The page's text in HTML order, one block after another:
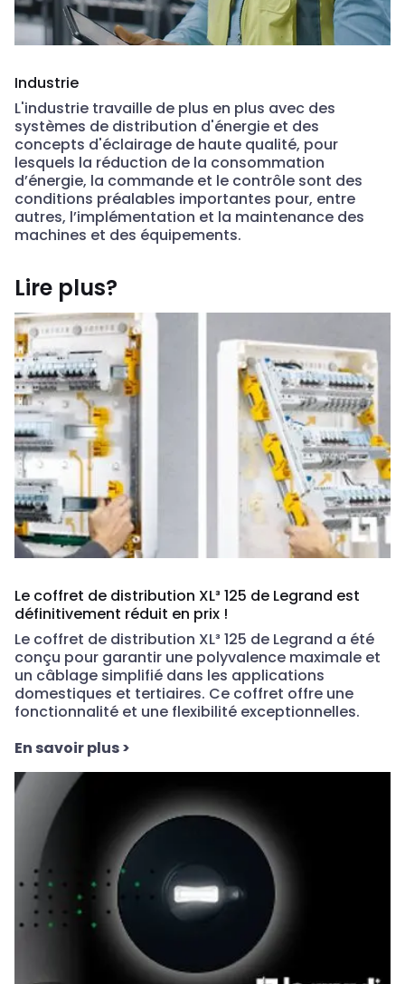
Industrie
L'industrie travaille de plus en plus avec des
systèmes de distribution d'énergie et des
concepts d'éclairage de haute qualité, pour
lesquels la réduction de la consommation
d’énergie, la commande et le contrôle sont des
conditions préalables importantes pour, entre
autres, l’implémentation et la maintenance des
machines et des équipements.
Lire plus?
Le coffret de distribution XL³ 125 de Legrand est
définitivement réduit en prix !
Le coffret de distribution XL³ 125 de Legrand a été
conçu pour garantir une polyvalence maximale et
un câblage simplifié dans les applications
domestiques et tertiaires. Ce coffret offre une
fonctionnalité et une flexibilité exceptionnelles.
En savoir plus>